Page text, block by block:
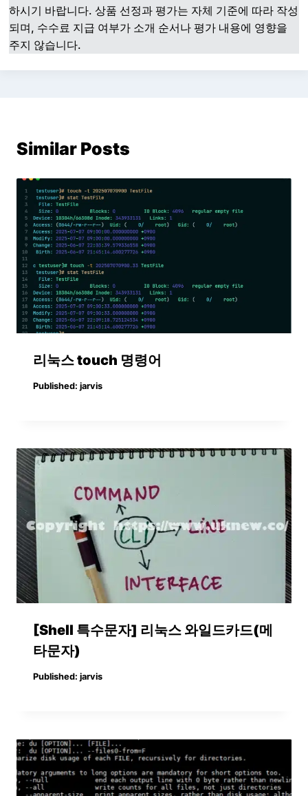
하시기 바랍니다. 상품 선정과 평가는 자체 기준에 따라 작성
되며, 수수료 지급 여부가 소개 순서나 평가 내용에 영향을
주지 않습니다.
Similar Posts
리눅스 touch 명령어
Published: jarvis
[Shell 특수문자] 리눅스 와일드카드(메
타문자)
Published: jarvis